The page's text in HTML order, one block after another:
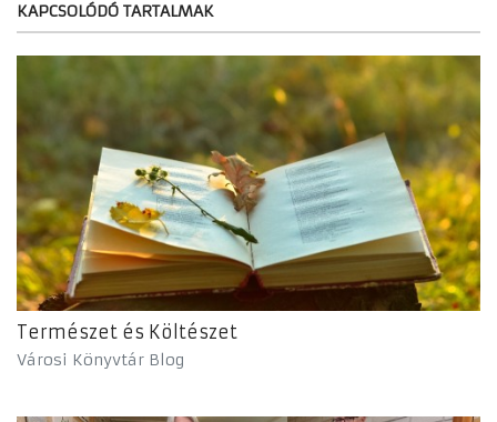
KAPCSOLÓDÓ TARTALMAK
Természet és Költészet
Városi Könyvtár Blog